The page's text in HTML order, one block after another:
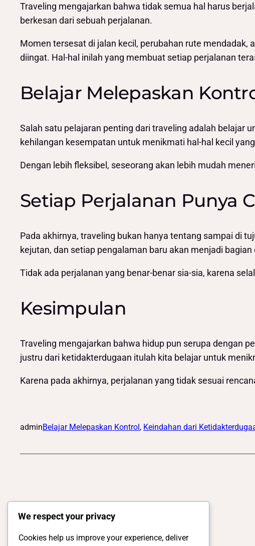
Traveling mengajarkan bahwa tidak semua hal harus
berkesan dari sebuah perjalanan.
Momen tersesat di jalan kecil, perubahan rute
diingat. Hal-hal inilah yang membuat setiap perjalanan
Belajar Melepaskan
Salah satu pelajaran penting dari traveling adalah belajar
kehilangan kesempatan untuk menikmati hal-hal kecil
Dengan lebih fleksibel, seseorang akan lebih mudah
Setiap Perjalanan Punya
Pada akhirnya, traveling bukan hanya tentang sampai di
kejutan, dan setiap pengalaman baru akan menjadi
Tidak ada perjalanan yang benar-benar sia-sia, karena
Kesimpulan
Traveling mengajarkan bahwa hidup pun serupa dengan
justru dari ketidakterdugaan itulah kita belajar untuk
Karena pada akhirnya, perjalanan yang tidak sesuai
adminBelajar Melepaskan Kontrol, Keindahan dari
We respect your privacy
Cookies help us improve your experience, deliver